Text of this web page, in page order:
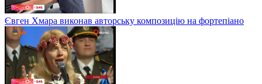
Євген Хмара виконав авторську композицію на фортепіано